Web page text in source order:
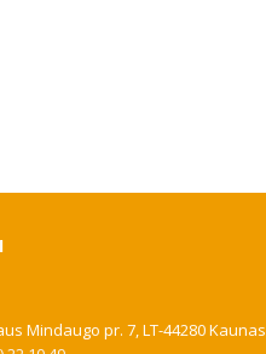
Mindaugo pr. 7, LT-44280 Kaunas